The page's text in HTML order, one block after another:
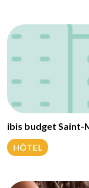
ibis budget Saint-
HÔTEL